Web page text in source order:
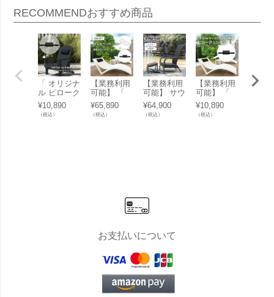
RECOMMENDおすすめ商品
「 オリジナ
ル ピローク
ッション ケ
ター（ KET
ER ）アル
¥10,890
（税込）
【業務利用
可能】 「
【 2点セッ
ト 】 オリ
ジナル ピロ
トラクト 業
¥65,890
（税込）
【業務利用
可能】 サウ
ナチェア 屋
外「 人工ラ
タン ラウン
¥64,900
（税込）
【業務利用
可能】 「
オリジナル
ピロークッ
ション SE
¥10,890
（税込）
「3点
お支払いについて